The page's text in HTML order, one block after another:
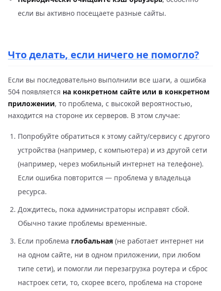
если вы активно посещаете разные сайты.
Что делать, если ничего не помогло?
Если вы последовательно выполнили все шаги, а ошибка
504 появляется на конкретном сайте или в конкретном
приложении, то проблема, с высокой вероятностью,
находится на стороне их серверов. В этом случае:
Попробуйте обратиться к этому сайту/сервису с другого
устройства (например, с компьютера) и из другой сети
(например, через мобильный интернет на телефоне).
Если ошибка повторится — проблема у владельца
ресурса.
Дождитесь, пока администраторы исправят сбой.
Обычно такие проблемы временные.
Если проблема глобальная (не работает интернет ни
на одном сайте, ни в одном приложении, при любом
типе сети), и помогли ли перезагрузка роутера и сброс
настроек сети, то, скорее всего, проблема на стороне